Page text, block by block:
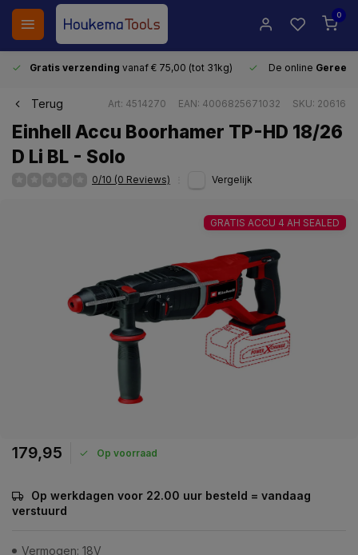
0
Gratis verzending vanaf € 75,00 (tot 31kg) De online
Terug Art: 4514270 EAN: 4006825671032 SKU: 20616
Einhell Accu Boorhamer TP-HD 18/26
D Li BL - Solo
0/10 (0 Reviews) Vergelijk
GRATIS ACCU 4 AH SEALED
179,95 Op voorraad
Op werkdagen voor 22.00 uur besteld = vandaag
verstuurd
Vermogen: 18V